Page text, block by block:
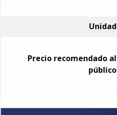
Unidad
Precio recomendado al
público